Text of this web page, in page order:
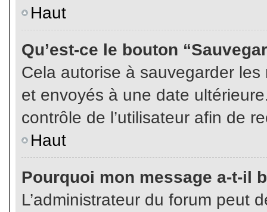
Haut
Qu’est-ce le bouton
Cela autorise à sauvegarder
et envoyés à une date
contrôle de l’utilisateur afin de
Haut
Pourquoi mon message a-t-il
L’administrateur du forum peut